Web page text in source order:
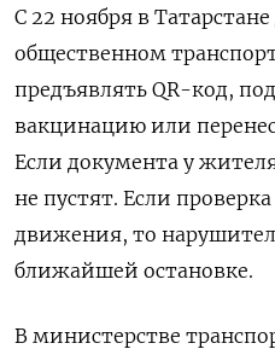
С 22 ноября в
общественном
предъявлять QR-код,
вакцинацию или
Если документа у
не пустят. Если
движения, то
ближайшей остановке.
В министерстве